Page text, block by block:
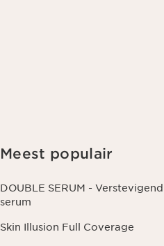
Meest populair
DOUBLE SERUM -
serum
Skin Illusion Full Coverage